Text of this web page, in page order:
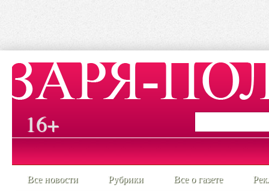
16+
Все новости Рубрики Все о газете